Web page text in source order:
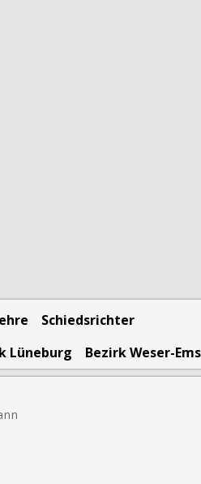
Schiedsrichter
Lüneburg Bezirk Weser-Ems